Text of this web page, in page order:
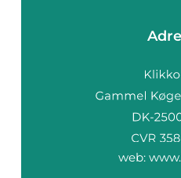
web: